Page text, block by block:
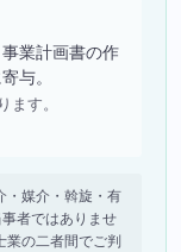
業計画書の作
与。
す。
・媒介・斡旋・有
者ではありませ
業の二者間でご判